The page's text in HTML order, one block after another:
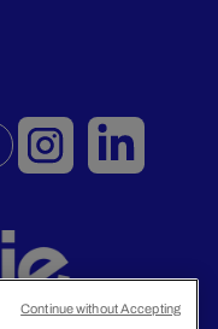
Continue without Accepting